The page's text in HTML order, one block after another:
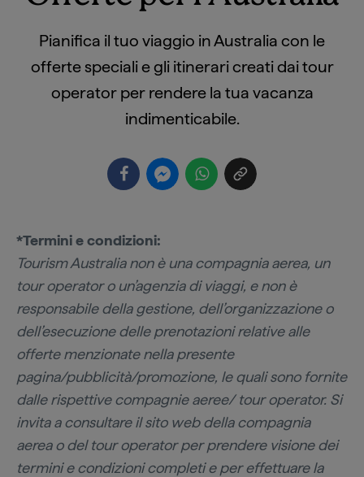
Pianifica il tuo viaggio in Australia con le
offerte speciali e gli itinerari creati dai tour
operator per rendere la tua vacanza
indimenticabile.
*Termini e condizioni:
Tourism Australia non è una compagnia aerea, un
tour operator o un’agenzia di viaggi, e non è
responsabile della gestione, dell’organizzazione o
dell’esecuzione delle prenotazioni relative alle
offerte menzionate nella presente
pagina/pubblicità/promozione, le quali sono fornite
dalle rispettive compagnie aeree/ tour operator. Si
invita a consultare il sito web della compagnia
aerea o del tour operator per prendere visione dei
termini e condizioni completi e per effettuare la